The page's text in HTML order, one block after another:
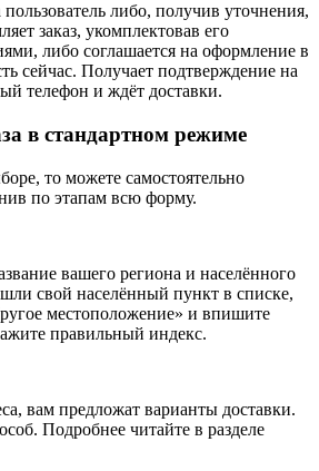
пользователь либо, получив уточнения,
заказ, укомплектовав его
либо соглашается на оформление в
сейчас. Получает подтверждение на
телефон и ждёт доставки.
в стандартном режиме
то можете самостоятельно
по этапам всю форму.
вашего региона и населённого
свой населённый пункт в списке,
местоположение» и впишите
правильный индекс.
вам предложат варианты доставки.
Подробнее читайте в разделе